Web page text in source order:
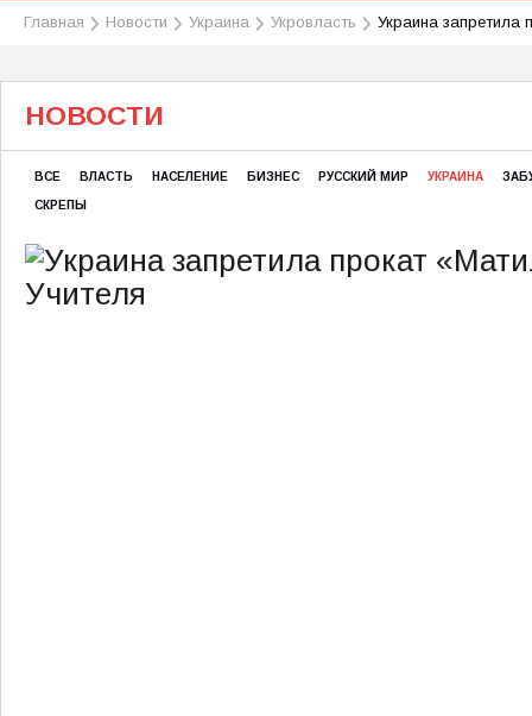
Главная Новости Украина Укровласть Украина запретила
НОВОСТИ
ВСЕ ВЛАСТЬ НАСЕЛЕНИЕ БИЗНЕС РУССКИЙ МИР УКРАИНА
СКРЕПЫ